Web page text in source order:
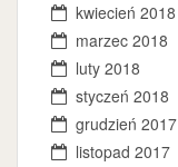
kwiecień 2018
marzec 2018
luty 2018
styczeń 2018
grudzień 2017
listopad 2017